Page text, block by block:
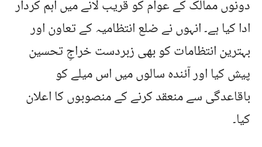
دونوں ممالک کے عوام کو قریب لانے میں اہم کردار
ادا کیا ہے۔ انہوں نے ضلع انتظامیہ کے تعاون اور
بہترین انتظامات کو بھی زبردست خراجِ تحسین
پیش کیا اور آئندہ سالوں میں اس میلے کو
باقاعدگی سے منعقد کرنے کے منصوبوں کا اعلان
کیا۔